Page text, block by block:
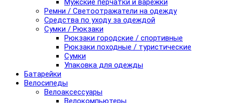
Мужские перчатки и варежки
Ремни / Светоотражатели на одежду
Средства по уходу за одеждой
Сумки / Рюкзаки
Рюкзаки городские / спортивные
Рюкзаки походные / туристические
Сумки
Упаковка для одежды
Батарейки
Велосипеды
Велоаксессуары
Велокомпьютеры